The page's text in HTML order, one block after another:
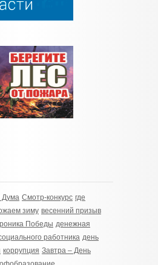
Дума Смотр-конкурс где
зиму весенний призыв
Победы денежная
работника день
коррупция Завтра – День